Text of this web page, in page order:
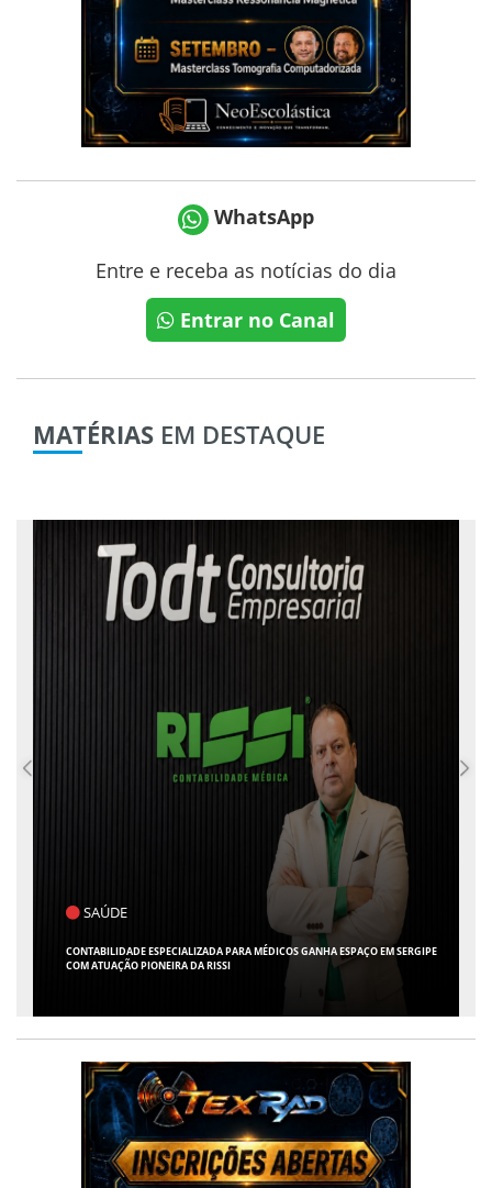
WhatsApp
Entre e receba as notícias do dia
Entrar no Canal
MATÉRIAS EM DESTAQUE
POLÍTICA
FLÁVIO CONFIRMA O DEPUTADO ALFREDO GASPAR COMO VICE EM SUA
CHAPA